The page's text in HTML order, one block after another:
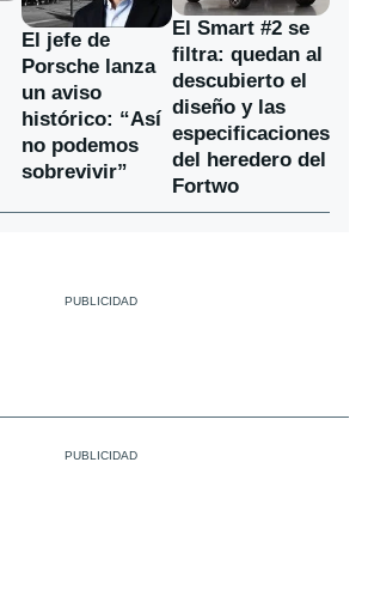
El jefe de
Porsche lanza
un aviso
histórico: “Así
no podemos
sobrevivir”
El Smart #2 se
filtra: quedan al
descubierto el
diseño y las
especificaciones
del heredero del
Fortwo